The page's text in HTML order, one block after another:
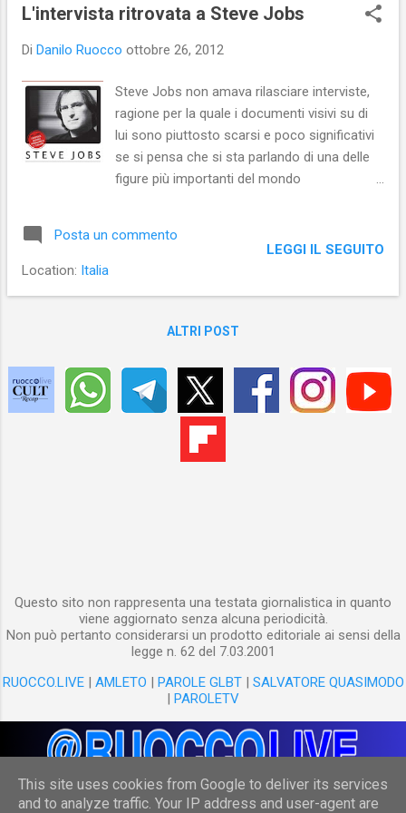
L'intervista ritrovata a Steve Jobs
Di Danilo Ruocco ottobre 26, 2012
Steve Jobs non amava rilasciare interviste,
ragione per la quale i documenti visivi su di
lui sono piuttosto scarsi e poco significativi
se si pensa che si sta parlando di una delle
figure più importanti del mondo
VHS contenente un’intervista che Jobs
per intero, perché il master è andato
integralmente: Feltrinelli l’ha pubblicata in
DVD e trascritta in un volumetto introdotto
da Riccardo Staglianò . Il cofanetto è in
libreria con il titolo Steve Jobs. L’intervista
perduta . Dall'intervista emerge prepotente la
Posta un commento
Location: Italia
LEGGI IL SEGUITO
ALTRI POST
Questo sito non rappresenta una testata giornalistica in quanto
viene aggiornato senza alcuna periodicità.
Non può pertanto considerarsi un prodotto editoriale ai sensi della
legge n. 62 del 7.03.2001
RUOCCO.LIVE| AMLETO | PAROLE GLBT| SALVATORE QUASIMODO
| PAROLETV
This site uses cookies from Google to deliver its services
and to analyze traffic. Your IP address and user-agent are